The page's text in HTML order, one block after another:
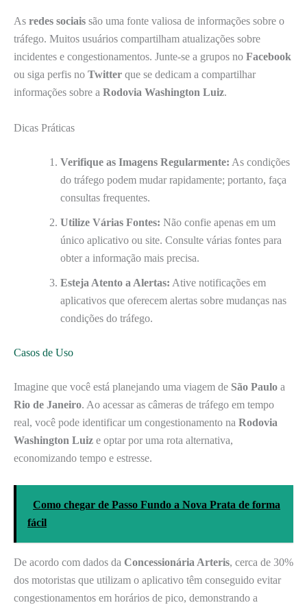
As redes sociais são uma fonte valiosa de informações sobre o
tráfego. Muitos usuários compartilham atualizações sobre
incidentes e congestionamentos. Junte-se a grupos no Facebook
ou siga perfis no Twitter que se dedicam a compartilhar
informações sobre a Rodovia Washington Luiz.
Dicas Práticas
Verifique as Imagens Regularmente: As condições
do tráfego podem mudar rapidamente; portanto, faça
consultas frequentes.
Utilize Várias Fontes: Não confie apenas em um
único aplicativo ou site. Consulte várias fontes para
obter a informação mais precisa.
Esteja Atento a Alertas: Ative notificações em
aplicativos que oferecem alertas sobre mudanças nas
condições do tráfego.
Casos de Uso
Imagine que você está planejando uma viagem de São Paulo a
Rio de Janeiro. Ao acessar as câmeras de tráfego em tempo
real, você pode identificar um congestionamento na Rodovia
Washington Luiz e optar por uma rota alternativa,
economizando tempo e estresse.
Como chegar de Passo Fundo a Nova Prata de forma
fácil
De acordo com dados da Concessionária Arteris, cerca de 30%
dos motoristas que utilizam o aplicativo têm conseguido evitar
congestionamentos em horários de pico, demonstrando a